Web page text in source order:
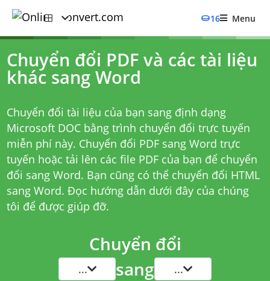
16 Menu
Chuyển đổi PDF và các tài liệu
khác sang Word
Chuyển đổi tài liệu của bạn sang định dạng
Microsoft DOC bằng trình chuyển đổi trực tuyến
miễn phí này. Chuyển đổi PDF sang Word trực
tuyến hoặc tải lên các file PDF của bạn để chuyển
đổi sang Word. Bạn cũng có thể chuyển đổi HTML
sang Word. Đọc hướng dẫn dưới đây của chúng
tôi để được giúp đỡ.
Chuyển đổi
... sang ...